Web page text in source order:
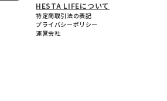
HESTA LIFEについて
特定商取引法の表記
プライバシーポリシー
運営会社